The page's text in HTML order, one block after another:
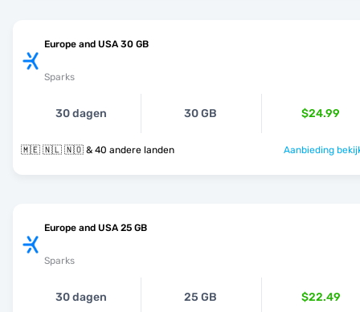
Europe and USA 30 GB
Sparks
30 dagen 30 GB $24.99
🇲🇪 🇳🇱 🇳🇴 & 40 andere landen Aanbieding
Europe and USA 25 GB
Sparks
30 dagen 25 GB $22.49